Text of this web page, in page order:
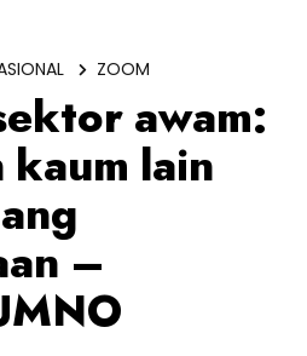
ZOOM
awam:
lain
–